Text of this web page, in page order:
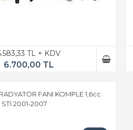
TL + KDV
6.700,00 TL
FANI KOMPLE 1,6cc
STİ 2001-2007